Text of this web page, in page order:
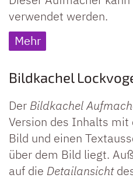
verwendet werden.
Mehr
Bildkachel
Der Bildkachel
Version des Inhalts
Bild und einen
über dem Bild liegt.
auf die Detailansicht